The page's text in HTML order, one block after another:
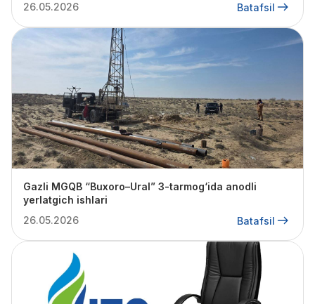
26.05.2026 Batafsil
Gazli MGQB “Buxoro–Ural” 3-tarmog‘ida anodli
yerlatgich ishlari
26.05.2026
Batafsil